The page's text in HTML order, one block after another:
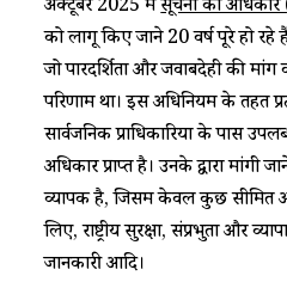
​​अक्टूबर 2025 में ​सूचना का
को लागू किए जाने 20 वर्ष पूरे हो
जो पारदर्शिता और जवाबदेही की
परिणाम था। इस अधिनियम के तहत
सार्वजनिक प्राधिकारियों के पास
अधिकार प्राप्त है। उनके द्वारा मांगी
व्यापक है, जिसमें केवल कुछ सीमित
लिए, राष्ट्रीय सुरक्षा, संप्रभुता और
जानकारी आदि।​